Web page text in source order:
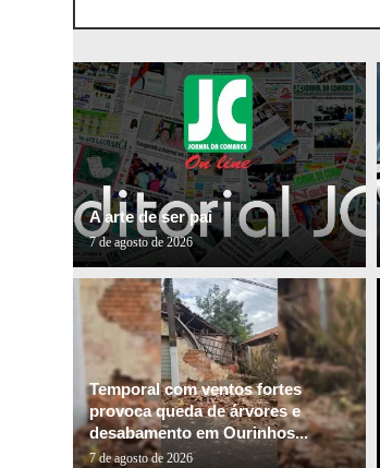
A arte de ser pai
7 de agosto de 2026
Temporal com ventos fortes
provoca queda de árvores e
desabamento em Ourinhos...
7 de agosto de 2026